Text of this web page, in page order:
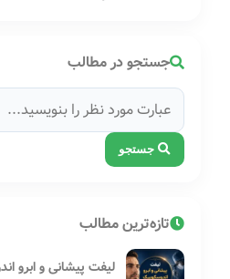
جستجو در مطالب
جستجو
تازه‌ترین مطالب
لیفت پیشانی و ابرو